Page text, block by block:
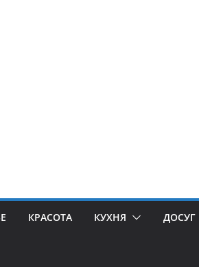
КРАСОТА КУХНЯ ДОСУГ